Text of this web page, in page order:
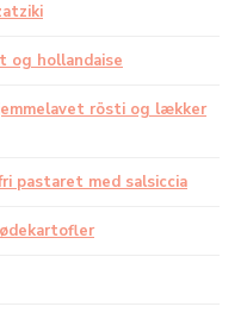
og hollandaise
rösti og lækker
pastaret med salsiccia